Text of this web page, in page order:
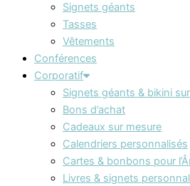
Signets géants
Tasses
Vêtements
Conférences
Corporatif
Signets géants & bikini
Bons d’achat
Cadeaux sur mesure
Calendriers personnalisés
Cartes & bonbons pour
Livres & signets